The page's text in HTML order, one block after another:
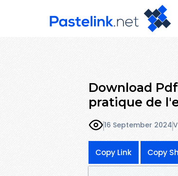
Download
pratique de
16 September 2024
Copy Link Copy